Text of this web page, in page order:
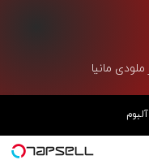
آلبوم